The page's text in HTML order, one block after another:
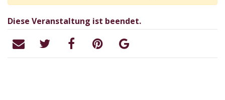
Diese Veranstaltung ist beendet.